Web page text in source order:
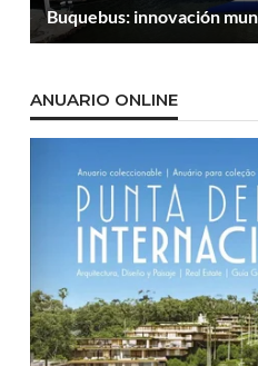
Buquebus: innovación
ANUARIO ONLINE